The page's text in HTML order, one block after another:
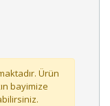
Ürün
bayimize